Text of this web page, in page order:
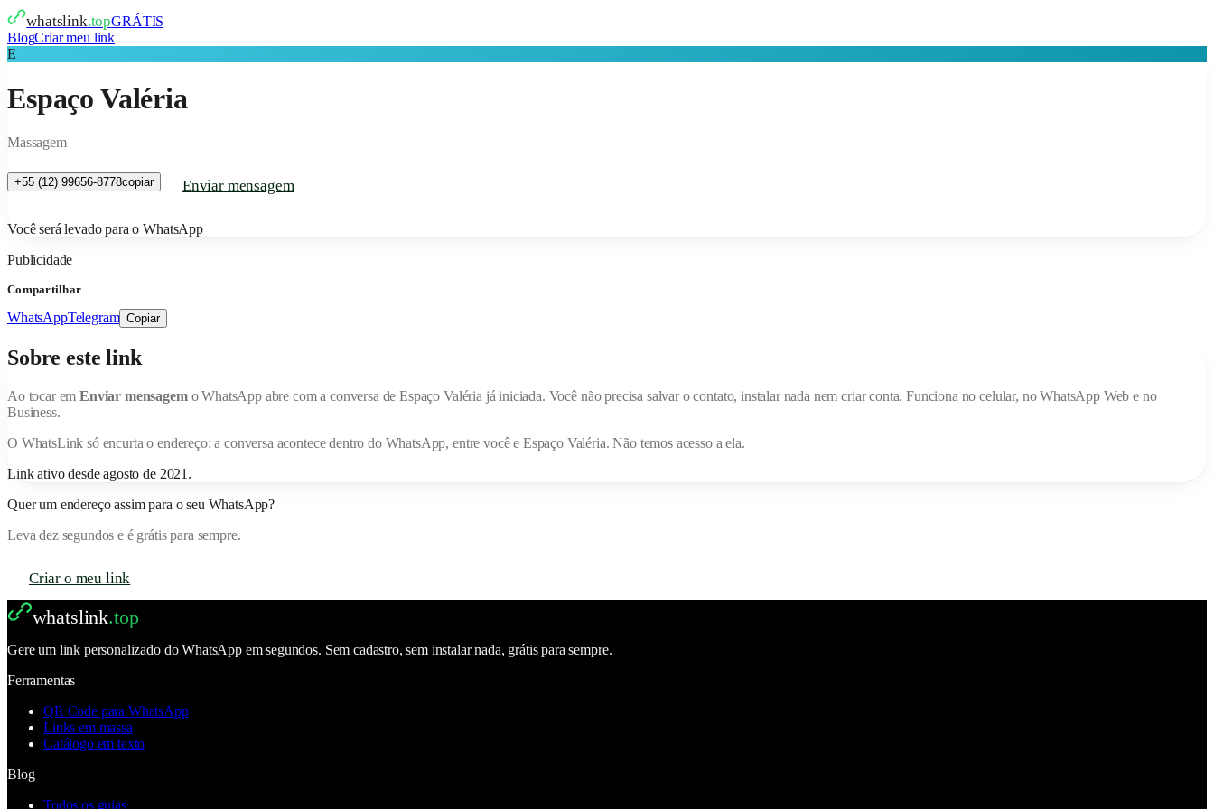
whatslink.topGRÁTIS
BlogCriar meu link
E
Espaço Valéria
Massagem
+55 (12) 99656-8778copiar Enviar mensagem
Você será levado para o WhatsApp
Publicidade
Compartilhar
WhatsAppTelegram Copiar
Sobre este link
Ao tocar emEnviar mensagem o WhatsApp abre com a conversa deEspaço Valéria já iniciada. Você não precisa salvar o contato, instalar nada nem criar conta. Funciona no celular, no WhatsApp Web e no
Business.
O WhatsLink só encurta o endereço: a conversa acontece dentro do WhatsApp, entre você e Espaço Valéria. Não temos acesso a ela.
Link ativo desde agosto de 2021 .
Quer um endereço assim para o seu WhatsApp?
Leva dez segundos e é grátis para sempre.
Criar o meu link
whatslink.top
Gere um link personalizado do WhatsApp em segundos. Sem cadastro, sem instalar nada, grátis para sempre.
Ferramentas
QR Code para WhatsApp
Links em massa
Catálogo em texto
Blog
Todos os guias